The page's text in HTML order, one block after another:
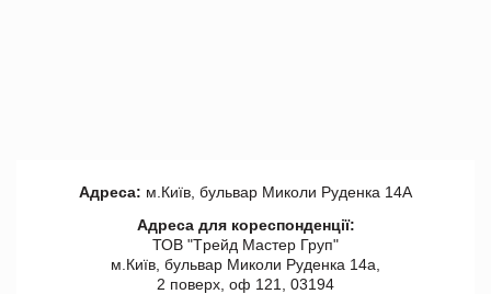
Адреса: м.Київ, бульвар Миколи Руденка 14А
Адреса для кореспонденції:
ТОВ "Tрейд Мастер Груп"
м.Київ, бульвар Миколи Руденка 14а,
2 поверх, оф 121, 03194